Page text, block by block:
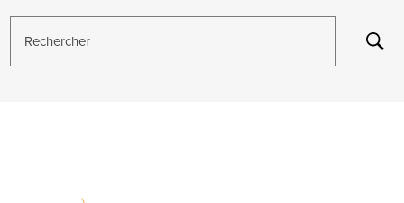
Rechercher